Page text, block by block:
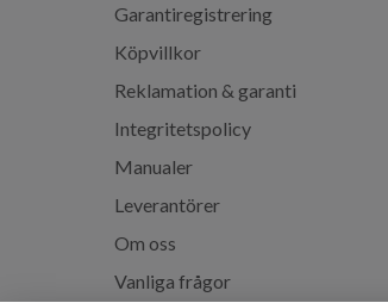
Garantiregistrering
Köpvillkor
Reklamation & garanti
Integritetspolicy
Manualer
Leverantörer
Om oss
Vanliga frågor